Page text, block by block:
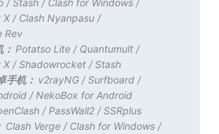
X / Clash Nyanpasu /
Rev
Potatso Lite / Quantumult /
X /Shadowrocket /Stash
手机： v2rayNG /Surfboard /
/ NekoBox for Android
/ PassWall2 /SSRplus
Clash Verge / Clash for Windows /